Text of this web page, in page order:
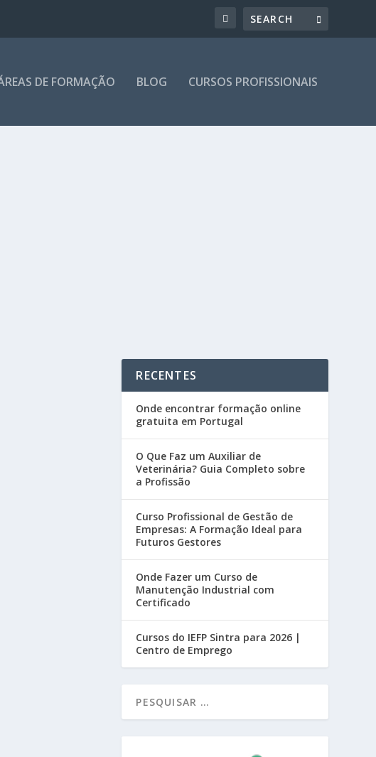
DE FORMAÇÃO BLOG CURSOS PROFISSIONAIS
RECENTES
Onde encontrar formação online
gratuita em Portugal
O Que Faz um Auxiliar de
Veterinária? Guia Completo sobre
a Profissão
Curso Profissional de Gestão de
Empresas: A Formação Ideal para
Futuros Gestores
Onde Fazer um Curso de
Manutenção Industrial com
Certificado
Cursos do IEFP Sintra para 2026 |
Centro de Emprego